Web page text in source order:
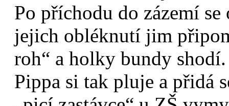
Po příchodu do zázemí
jejich obléknutí jim
roh“ a holky bundy shodí.
Pippa si tak pluje a přidá